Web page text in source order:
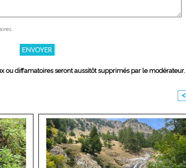
ou diffamatoires seront aussitôt supprimés par le modérateur.
<